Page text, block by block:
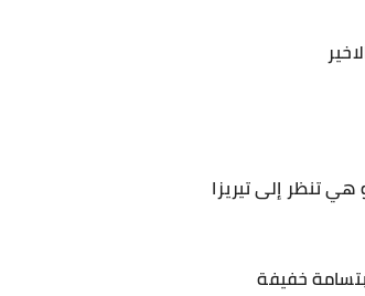
تنظر إلى تيريزا
خفيفة